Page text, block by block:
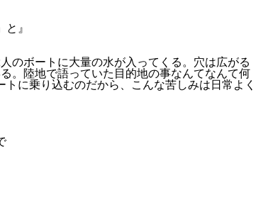
と』
のボートに大量の水が入ってくる。穴は広がる
。陸地で語っていた目的地の事なんてなんて何
に乗り込むのだから、こんな苦しみは日常よく